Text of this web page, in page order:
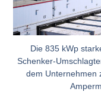
Die 835 kWp
Schenker-
dem Unternehmen